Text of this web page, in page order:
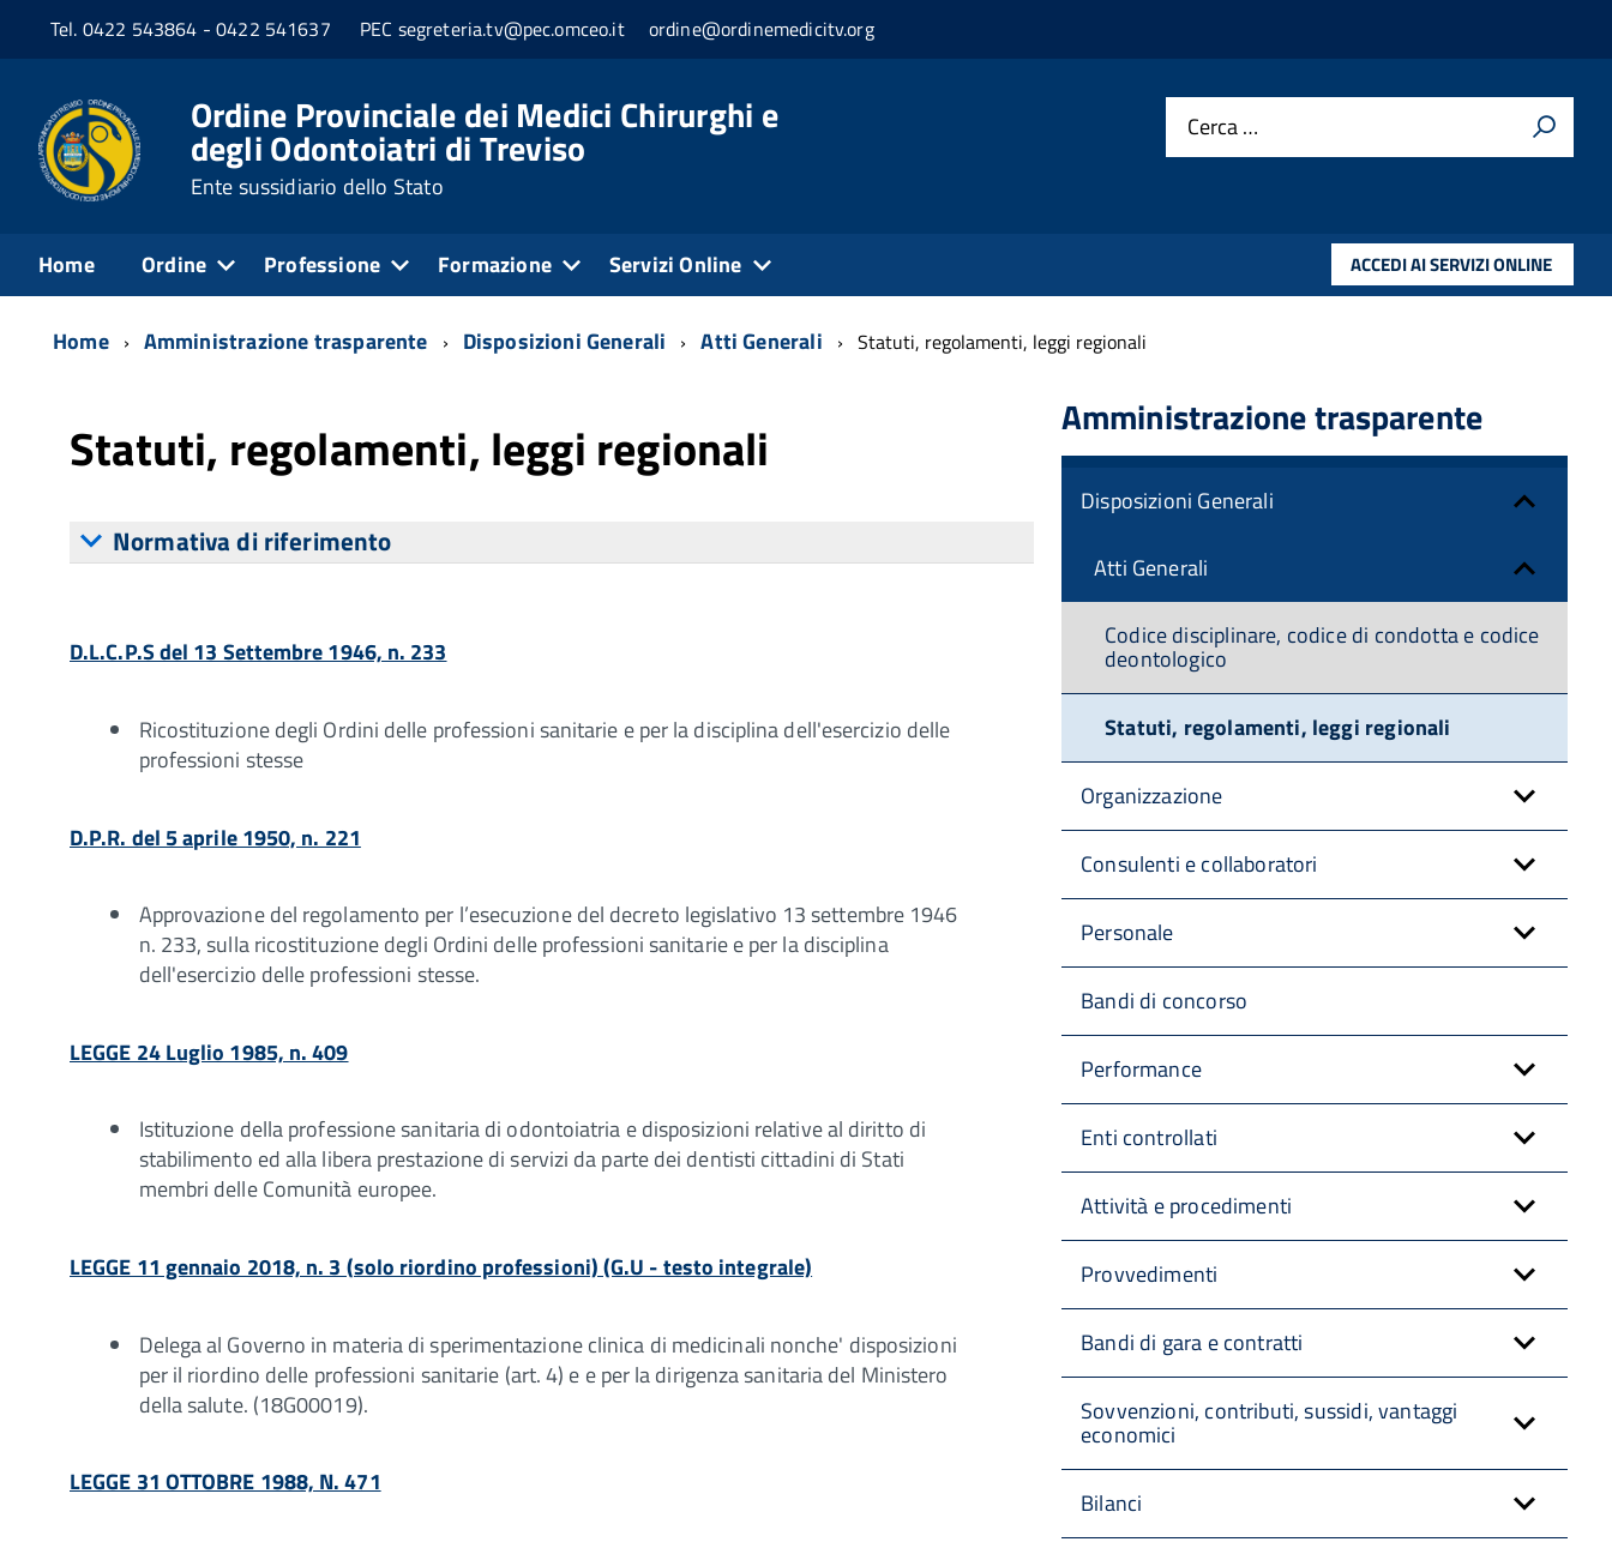
Tel. 0422 543864 - 0422 541637 PEC segreteria.tv@pec.omceo.it ordine@ordinemedicitv.org
Ordine Provinciale dei Medici Chirurghi e
degli Odontoiatri di Treviso
Ente sussidiario dello Stato
Cerca …
Home Ordine Professione Formazione Servizi Online ACCEDI AI SERVIZI ONLINE
Home Amministrazione trasparente Disposizioni Generali Atti Generali Statuti, regolamenti, leggi regionali
Statuti, regolamenti, leggi regionali
Normativa di riferimento
D.L.C.P.S del 13 Settembre 1946, n. 233
Ricostituzione degli Ordini delle professioni sanitarie e per la disciplina dell'esercizio delle
professioni stesse
D.P.R. del 5 aprile 1950, n. 221
Approvazione del regolamento per l’esecuzione del decreto legislativo 13 settembre 1946
n. 233, sulla ricostituzione degli Ordini delle professioni sanitarie e per la disciplina
dell'esercizio delle professioni stesse.
LEGGE 24 Luglio 1985, n. 409
Istituzione della professione sanitaria di odontoiatria e disposizioni relative al diritto di
stabilimento ed alla libera prestazione di servizi da parte dei dentisti cittadini di Stati
membri delle Comunità europee.
LEGGE 11 gennaio 2018, n. 3 (solo riordino professioni) (G.U - testo integrale)
Delega al Governo in materia di sperimentazione clinica di medicinali nonche' disposizioni
per il riordino delle professioni sanitarie (art. 4) e e per la dirigenza sanitaria del Ministero
della salute. (18G00019).
LEGGE 31 OTTOBRE 1988, N. 471
Amministrazione trasparente
Disposizioni Generali
Atti Generali
Codice disciplinare, codice di condotta e codice
deontologico
Statuti, regolamenti, leggi regionali
Organizzazione
Consulenti e collaboratori
Personale
Bandi di concorso
Performance
Enti controllati
Attività e procedimenti
Provvedimenti
Bandi di gara e contratti
Sovvenzioni, contributi, sussidi, vantaggi
economici
Bilanci